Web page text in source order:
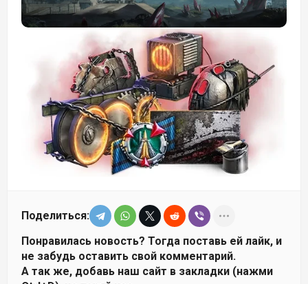
Поделиться:
Понравилась новость? Тогда поставь ей лайк, и
не забудь оставить свой комментарий.
А так же, добавь наш сайт в закладки (нажми